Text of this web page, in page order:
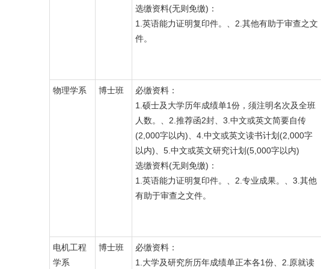
选缴资料(无则免缴)：
1.英语能力证明复印件。、2.其他有助于审查之文
件。
物理学系 博士班
必缴资料：
1.硕士及大学历年成绩单1份，须注明名次及全班
人数。、2.推荐函2封、3.中文或英文简要自传
(2,000字以内)、4.中文或英文读书计划(2,000字
以内)、5.中文或英文研究计划(5,000字以内)
选缴资料(无则免缴)：
1.英语能力证明复印件。、2.专业成果。、3.其他
有助于审查之文件。
电机工程
学系
博士班
必缴资料：
1.大学及研究所历年成绩单正本各1份、2.原就读